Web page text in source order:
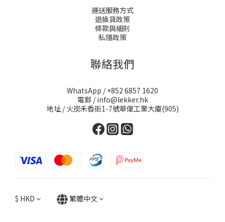
運送服務方式
退換貨政策
條款與細則
私隱政策
聯絡我們
WhatsApp / +852 6857 1620
電郵 / info@lekker.hk
地址 / 火炭禾香街1-7號華偉工業大廈(905)
$ HKD 繁體中文